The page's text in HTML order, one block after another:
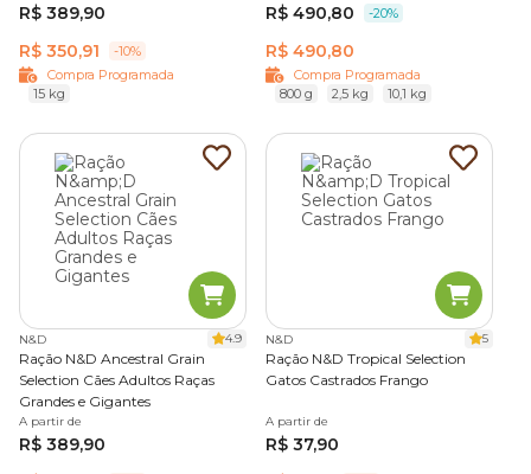
R$ 389,90
R$ 350,91
-10%
Compra Programada
15 kg
R$ 490,80 -20%
R$ 490,80
Compra Programada
800 g
2,5 kg 10,1 kg
N&D 4.9
Ração N&D Ancestral Grain
Selection Cães Adultos Raças
Grandes e Gigantes
A partir de
R$ 389,90
N&D 5
Ração N&D Tropical Selection
Gatos Castrados Frango
A partir de
R$ 37,90